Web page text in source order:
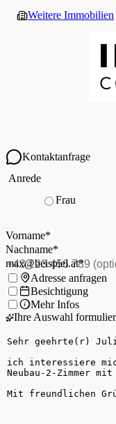
Weitere Immobilien
Kontaktanfrage
Ihre Kontaktdaten
Anrede
Frau
Vorname*
Nachname
Nachname*
E-Mail*(Pflichtfeld)
max@beispiel.at*
Telefon(optional)
Ich möchte:Adresse anfragen
Besichtigung
Mehr Infos
Ihre Auswahl
Ihre Nachricht